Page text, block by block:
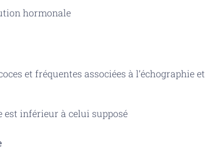
hormonale
et fréquentes associées à l’échographie et
est inférieur à celui supposé